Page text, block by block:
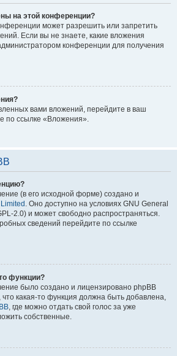
на этой конференции?
может разрешить или запретить
Если вы не знаете, какие вложения
конференции для получения
вами вложений, перейдите в ваш
по ссылке «Вложения».
(в его исходной форме) создано и
. Оно доступно на условиях GNU General
2.0) и может свободно распространяться.
сведений перейдите по ссылке
функции?
было создано и лицензировано phpBB
что какая-то функция должна быть добавлена,
, где можно отдать свой голос за уже
собственные.